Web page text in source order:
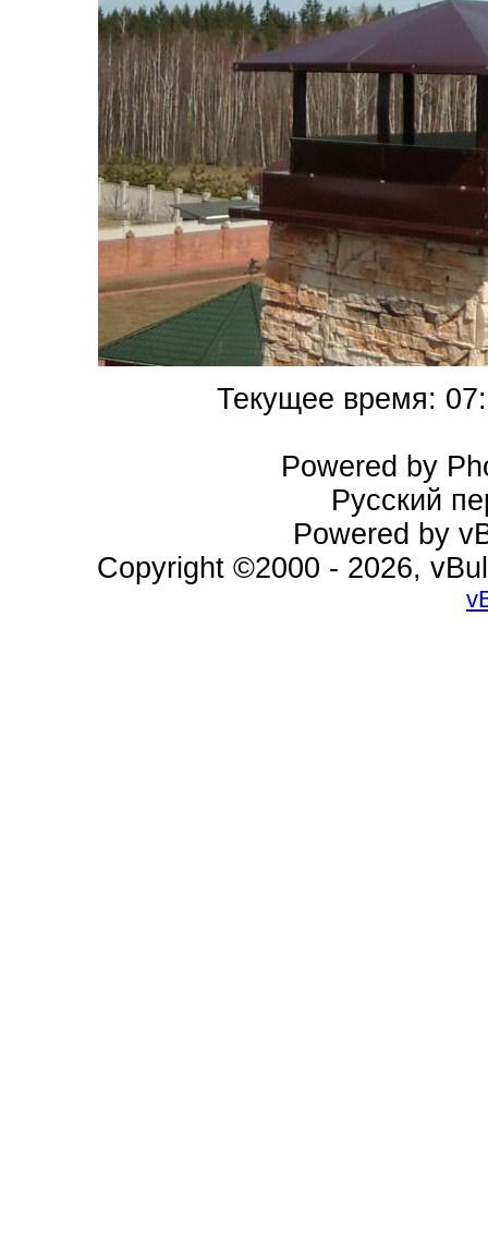
Текущее время:
Powered by
Русский
Powered by
Copyright ©2000 - 2026,